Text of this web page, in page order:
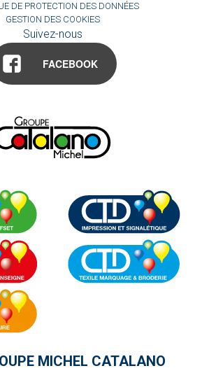
DE PROTECTION DES DONNÉES
GESTION DES COOKIES
Suivez-nous
FACEBOOK
MICHEL CATALANO